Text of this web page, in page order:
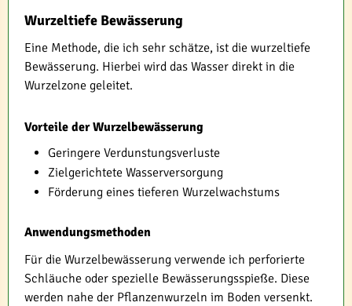
Wurzeltiefe Bewässerung
Eine Methode, die ich sehr schätze, ist die wurzeltiefe
Bewässerung. Hierbei wird das Wasser direkt in die
Wurzelzone geleitet.
Vorteile der Wurzelbewässerung
Geringere Verdunstungsverluste
Zielgerichtete Wasserversorgung
Förderung eines tieferen Wurzelwachstums
Anwendungsmethoden
Für die Wurzelbewässerung verwende ich perforierte
Schläuche oder spezielle Bewässerungsspieße. Diese
werden nahe der Pflanzenwurzeln im Boden versenkt.